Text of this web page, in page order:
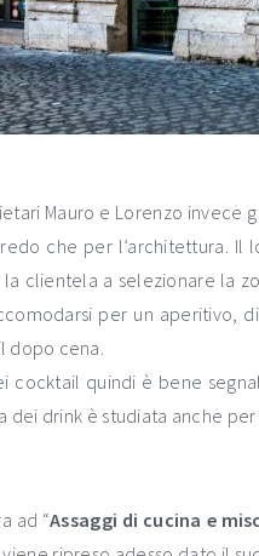
Mauro e Lorenzo invece
che per l’architettura.
la clientela a selezionare la
per un aperitivo,
dopo cena.
cocktail quindi è bene
dei drink è studiata anche
ad “Assaggi di cucina e